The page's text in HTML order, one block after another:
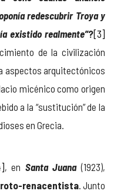
redescubrir Troya y
existido realmente”?[3]
de la civilización
aspectos arquitectónicos
micénico como origen
a la “sustitución” de la
en Grecia.
, en Santa Juana(1923),
renacentista. Junto